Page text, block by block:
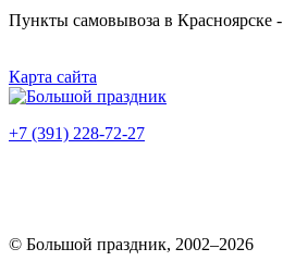
Пункты самовывоза в Красноярске -
Карта сайта
+7 (391) 228-72-27
© Большой праздник, 2002–2026